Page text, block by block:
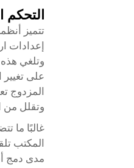
تتميز
إعدادات
وتلغي هذه
على تغيير
المزدوج
وتقلل من
غالبًا ما
المكتب
مدى دمج